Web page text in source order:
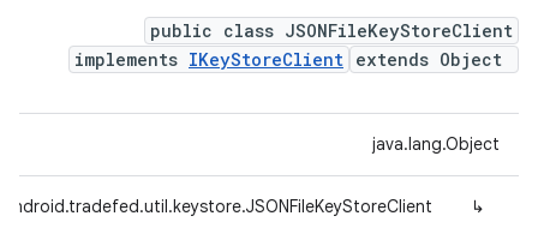
public class JSONFileKeyStoreClient
extends Object
implements IKeyStoreClient
java.lang.Object
↳